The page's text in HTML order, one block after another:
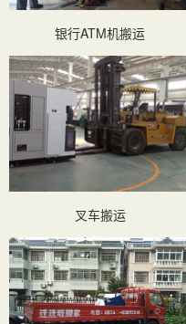
银行ATM机搬运
叉车搬运